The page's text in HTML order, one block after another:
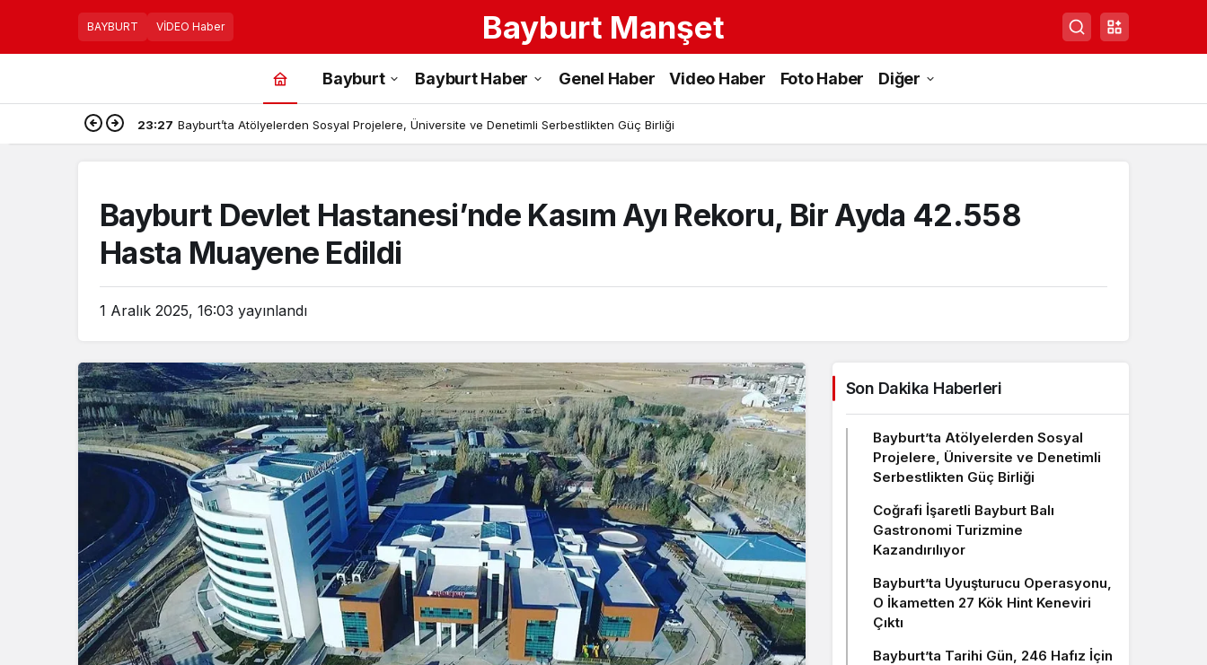
BAYBURT VİDEO Haber Bayburt Manşet
Bayburt Bayburt Haber Genel Haber Video Haber Foto Haber Diğer
23:27 Bayburt’ta Atölyelerden Sosyal Projelere, Üniversite ve Denetimli Serbestlikten Güç Birliği
Bayburt Devlet Hastanesi’nde Kasım Ayı Rekoru, Bir Ayda 42.558
Hasta Muayene Edildi
1 Aralık 2025, 16:03 yayınlandı
Son Dakika Haberleri
Bayburt’ta Atölyelerden Sosyal
Projelere, Üniversite ve Denetimli
Serbestlikten Güç Birliği
Coğrafi İşaretli Bayburt Balı
Gastronomi Turizmine
Kazandırılıyor
Bayburt’ta Uyuşturucu Operasyonu,
O İkametten 27 Kök Hint Keneviri
Çıktı
Bayburt’ta Tarihi Gün, 246 Hafız İçin